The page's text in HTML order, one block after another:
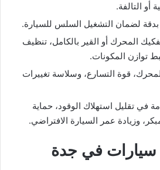
أو التالفة.
لضمان التشغيل السلس للسيارة.
المحرك أو القير بالكامل، تنظيف
توازن المكونات.
قوة التسارع، وسلاسة تغييرات
في تقليل استهلاك الوقود، حماية
وزيادة عمر السيارة الافتراضي.
سيارات في جدة